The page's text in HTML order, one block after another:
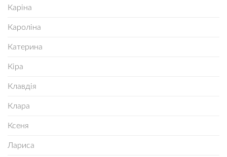
Каріна
Кароліна
Катерина
Кіра
Клавдія
Клара
Ксеня
Лариса